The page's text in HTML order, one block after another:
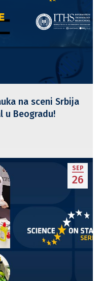
na sceni Srbija
u Beogradu!
SEP
26